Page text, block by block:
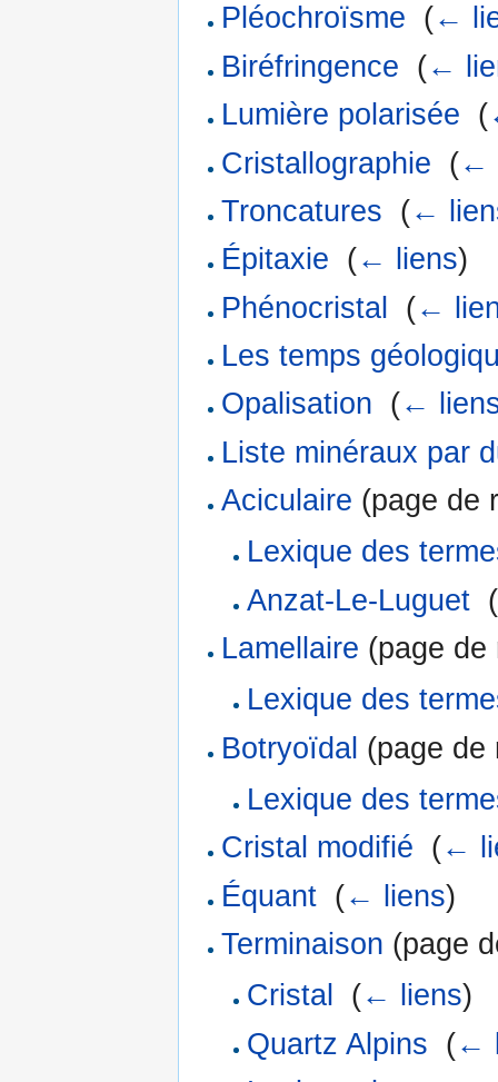
Pléochroïsme (←
Biréfringence (←
Lumière polarisée (
Cristallographie (←
Troncatures (←
Épitaxie (← liens)
Phénocristal
(←
Les temps
Opalisation (←
Liste minéraux par
Aciculaire (page de
Lexique des
Anzat-Le-Luguet‎ (
Lamellaire (page
Lexique des
Botryoïdal (page
Lexique des
Cristal modifié (←
Équant (← liens)
Terminaison (page
Cristal
(← liens)
Quartz Alpins (←